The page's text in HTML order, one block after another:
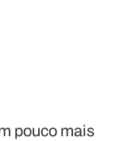
pouco mais